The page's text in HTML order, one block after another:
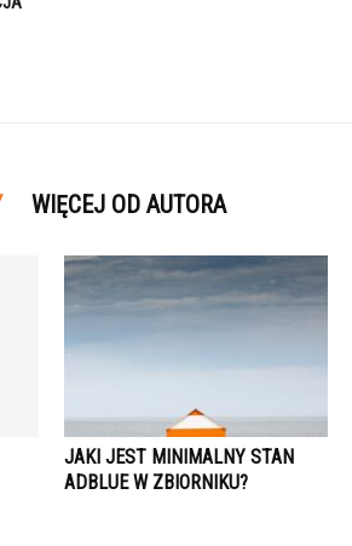
WIĘCEJ OD AUTORA
JAKI JEST MINIMALNY STAN
ADBLUE W ZBIORNIKU?